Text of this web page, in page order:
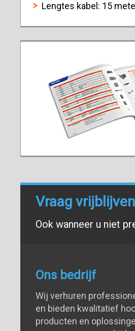
Lengtes kabel: 15
Vraag
Ook wanneer u niet
Ons bedrijf
Wij verhuren
en bieden kwalitatief
producten en